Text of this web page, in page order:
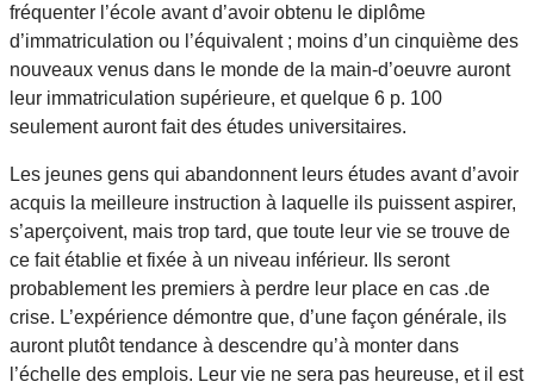
fréquenter l’école avant d’avoir obtenu le diplôme
d’immatriculation ou l’équivalent ; moins d’un cinquième des
nouveaux venus dans le monde de la main-d’oeuvre auront
leur immatriculation supérieure, et quelque 6 p. 100
seulement auront fait des études universitaires.
Les jeunes gens qui abandonnent leurs études avant d’avoir
acquis la meilleure instruction à laquelle ils puissent aspirer,
s’aperçoivent, mais trop tard, que toute leur vie se trouve de
ce fait établie et fixée à un niveau inférieur. Ils seront
probablement les premiers à perdre leur place en cas .de
crise. L’expérience démontre que, d’une façon générale, ils
auront plutôt tendance à descendre qu’à monter dans
l’échelle des emplois. Leur vie ne sera pas heureuse, et il est